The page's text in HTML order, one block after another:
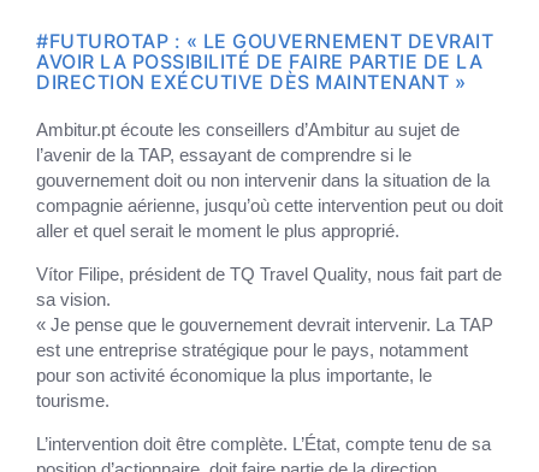
#FUTUROTAP : « LE GOUVERNEMENT DEVRAIT
AVOIR LA POSSIBILITÉ DE FAIRE PARTIE DE LA
DIRECTION EXÉCUTIVE DÈS MAINTENANT »
Ambitur.pt écoute les conseillers d’Ambitur au sujet de
l’avenir de la TAP, essayant de comprendre si le
gouvernement doit ou non intervenir dans la situation de la
compagnie aérienne, jusqu’où cette intervention peut ou doit
aller et quel serait le moment le plus approprié.
Vítor Filipe, président de TQ Travel Quality, nous fait part de
sa vision.
« Je pense que le gouvernement devrait intervenir. La TAP
est une entreprise stratégique pour le pays, notamment
pour son activité économique la plus importante, le
tourisme.
L’intervention doit être complète. L’État, compte tenu de sa